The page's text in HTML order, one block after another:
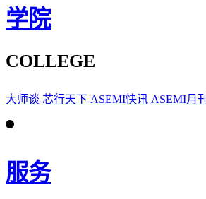
学院
COLLEGE
大师谈 芯行天下 ASEMI快讯 ASEMI月刊
服务